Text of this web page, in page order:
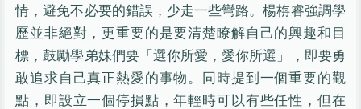
情，避免不必要的錯誤，少走一些彎路。楊栴睿強調學
歷並非絕對，更重要的是要清楚瞭解自己的興趣和目
標，鼓勵學弟妹們要「選你所愛，愛你所選」，即要勇
敢追求自己真正熱愛的事物。同時提到一個重要的觀
點，即設立一個停損點，年輕時可以有些任性，但在